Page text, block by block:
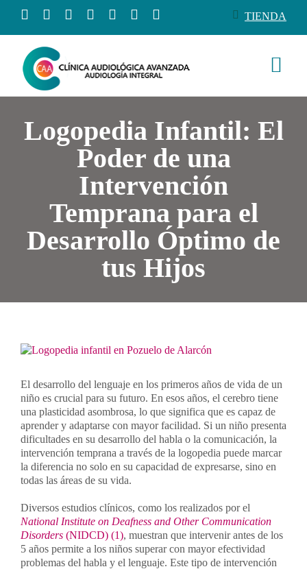
contenido
TIENDA
Salud auditiva
Llámanos 912 129 122
Logopedia Infantil: El
Poder de una
Intervención
Temprana para el
Desarrollo Óptimo de
tus Hijos
Ver
grande
El desarrollo del lenguaje en los primeros años de vida de un
niño es crucial para su futuro. En esos años, el cerebro tiene
una plasticidad asombrosa, lo que significa que es capaz de
aprender y adaptarse con mayor facilidad. Si un niño presenta
dificultades en su desarrollo del habla o la comunicación, la
intervención temprana a través de la logopedia puede marcar
la diferencia no solo en su capacidad de expresarse, sino en
todas las áreas de su vida.
Diversos estudios clínicos, como los realizados por el
National Institute on Deafness and Other Communication
Disorders (NIDCD) (1), muestran que intervenir antes de los
5 años permite a los niños superar con mayor efectividad
problemas del habla y el lenguaje. Este tipo de intervención